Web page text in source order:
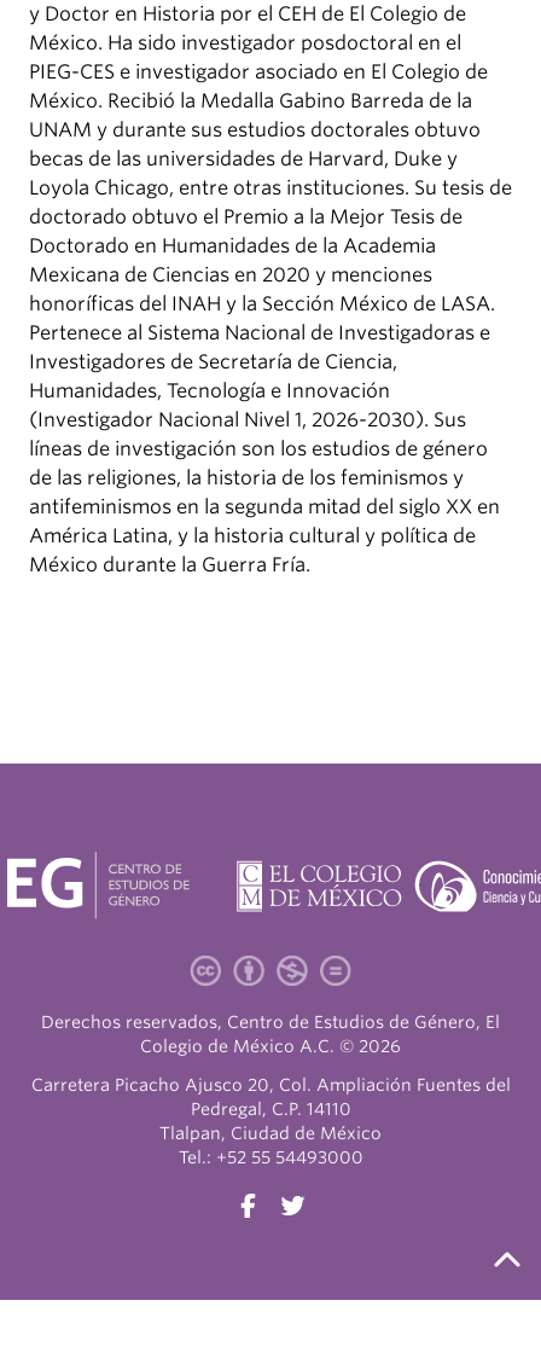
y Doctor en Historia por el CEH de El Colegio de
México. Ha sido investigador posdoctoral en el
PIEG-CES e investigador asociado en El Colegio de
México. Recibió la Medalla Gabino Barreda de la
UNAM y durante sus estudios doctorales obtuvo
becas de las universidades de Harvard, Duke y
Loyola Chicago, entre otras instituciones. Su tesis de
doctorado obtuvo el Premio a la Mejor Tesis de
Doctorado en Humanidades de la Academia
Mexicana de Ciencias en 2020 y menciones
honoríficas del INAH y la Sección México de LASA.
Pertenece al Sistema Nacional de Investigadoras e
Investigadores de Secretaría de Ciencia,
Humanidades, Tecnología e Innovación
(Investigador Nacional Nivel 1, 2026-2030). Sus
líneas de investigación son los estudios de género
de las religiones, la historia de los feminismos y
antifeminismos en la segunda mitad del siglo XX en
América Latina, y la historia cultural y política de
México durante la Guerra Fría.
Derechos reservados, Centro de Estudios de Género, El
Colegio de México A.C. © 2026
Carretera Picacho Ajusco 20, Col. Ampliación Fuentes del
Pedregal, C.P. 14110
Tlalpan, Ciudad de México
Tel.: +52 55 54493000